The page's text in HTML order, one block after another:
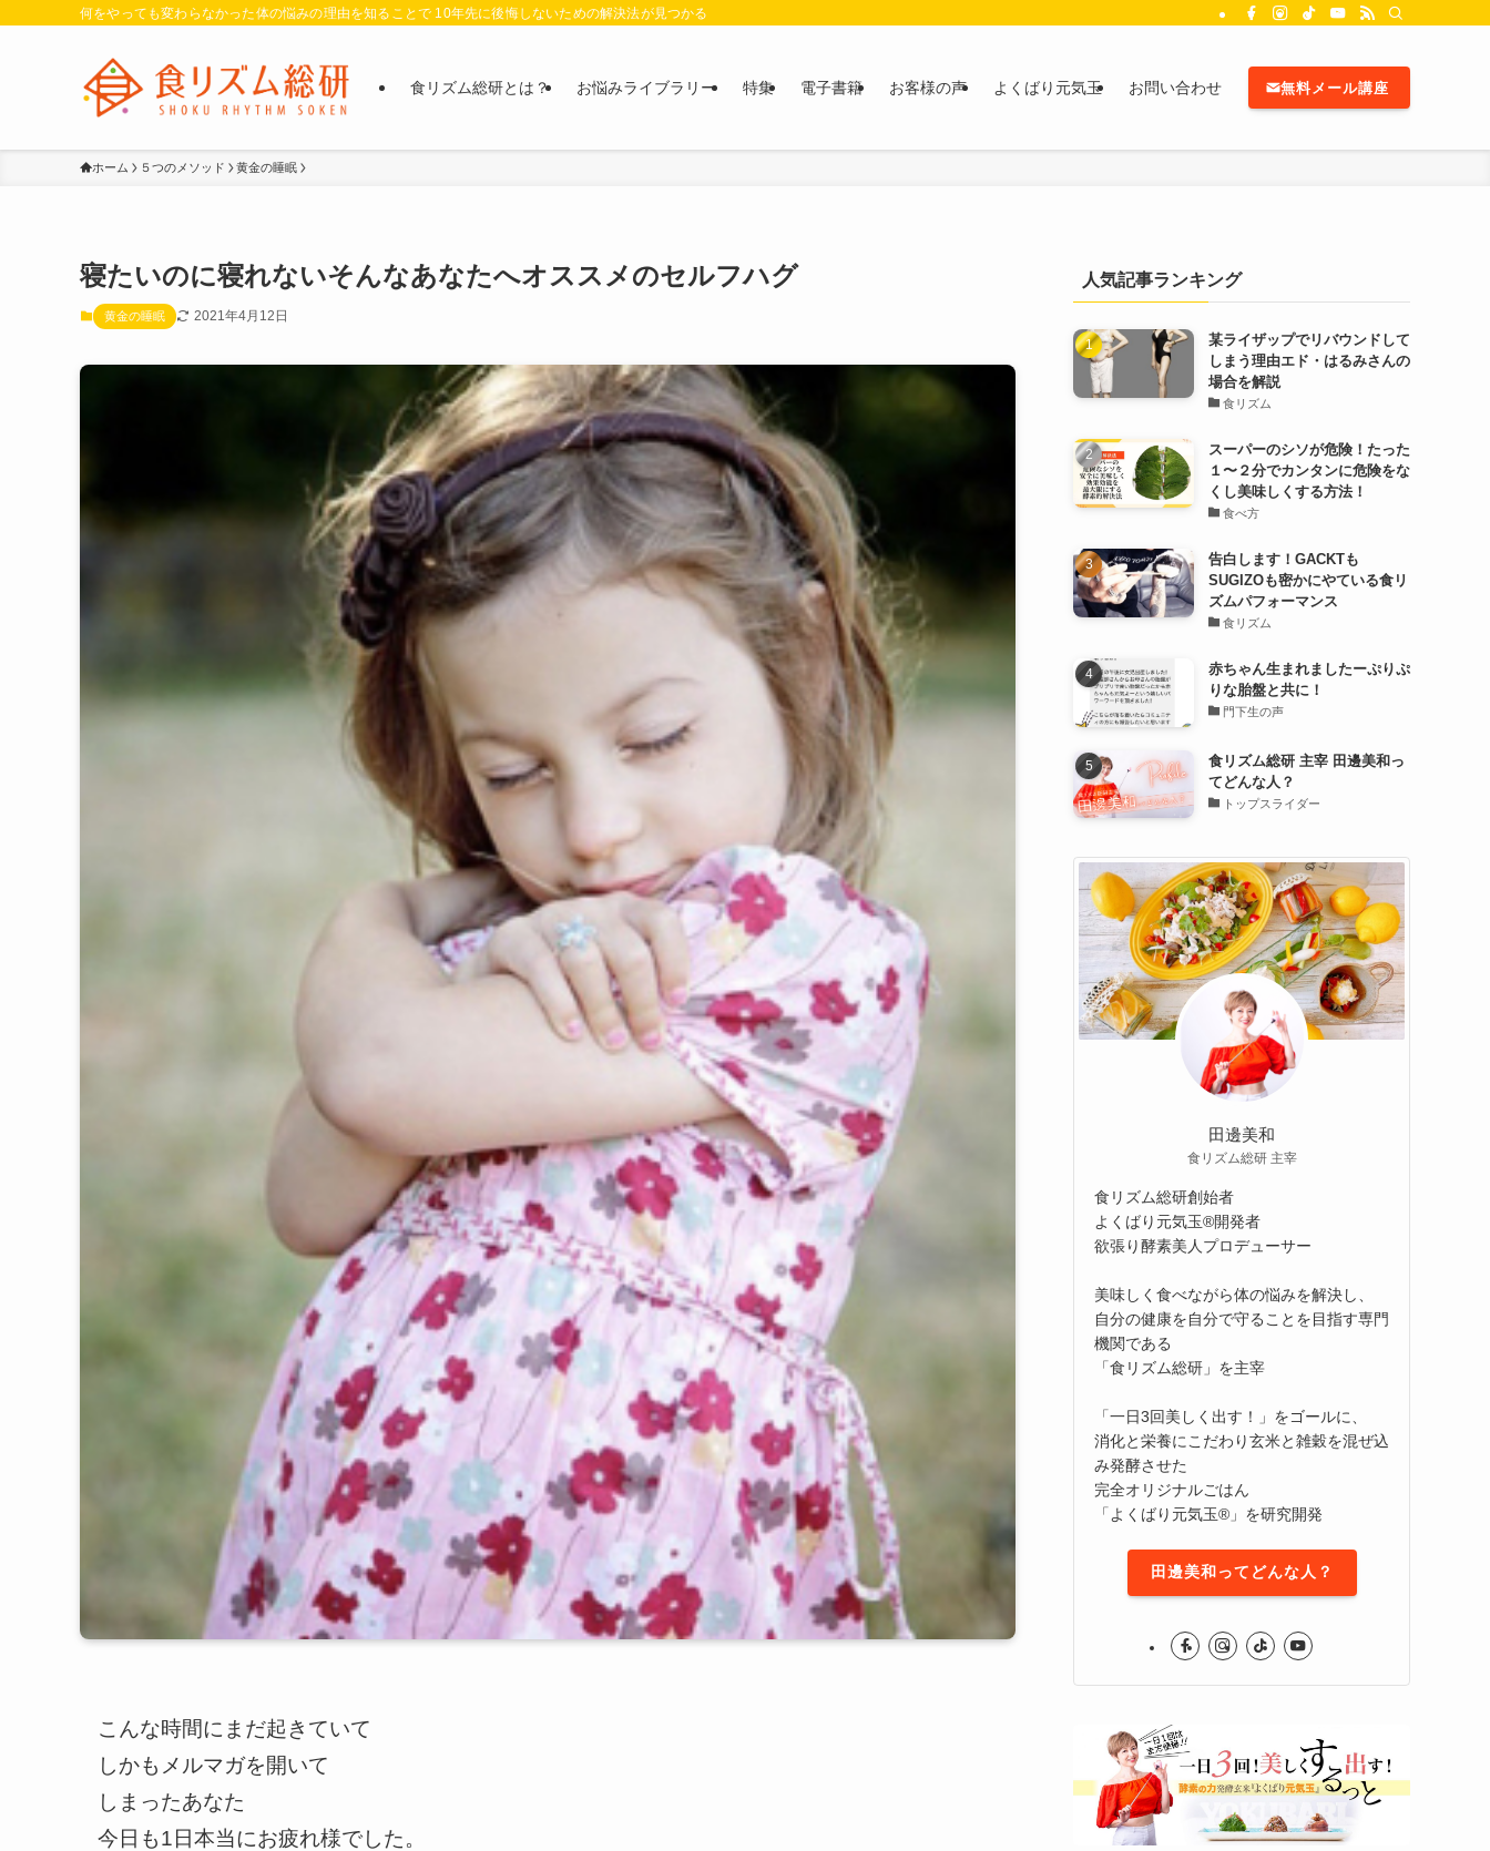
何をやっても変わらなかった体の悩みの理由を知ることで 10年先に後悔しないための解決法が見つかる
食リズム総研とは？ お悩みライブラリー 特集 電子書籍 お客様の声 よくばり元気玉 お問い合わせ 無料メール講座
ホーム ５つのメソッド 黄金の睡眠
寝たいのに寝れないそんなあなたへオススメのセルフハグ
黄金の睡眠 2021年4月12日
こんな時間にまだ起きていて
しかもメルマガを開いて
しまったあなた
今日も1日本当にお疲れ様でした。
人気記事ランキング
某ライザップでリバウンドして
しまう理由エド・はるみさんの
場合を解説
食リズム
スーパーのシソが危険！たった
１〜２分でカンタンに危険をな
くし美味しくする方法！
食べ方
告白します！GACKTも
SUGIZOも密かにやている食リ
ズムパフォーマンス
食リズム
赤ちゃん生まれましたーぷりぷ
りな胎盤と共に！
門下生の声
食リズム総研 主宰 田邊美和っ
てどんな人？
トップスライダー
田邊美和
食リズム総研 主宰
食リズム総研創始者
よくばり元気玉®開発者
欲張り酵素美人プロデューサー
美味しく食べながら体の悩みを解決し、
自分の健康を自分で守ることを目指す専門
機関である
「食リズム総研」を主宰
「一日3回美しく出す！」をゴールに、
消化と栄養にこだわり玄米と雑穀を混ぜ込
み発酵させた
完全オリジナルごはん
「よくばり元気玉®」を研究開発
田邊美和ってどんな人？